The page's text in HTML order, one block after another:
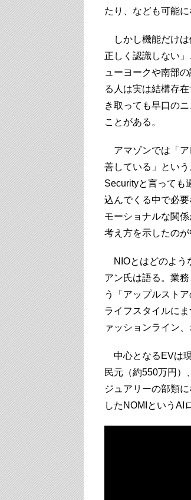
たり、なども可能に
しかし機能だけは
正しく認識しない
ューヨークや南部
る人は実は結構存
き取っても早口の
ことがある。
アマゾンでは「ア
善している」とい
Securityと言っても
込んでくる中で必
モーショナルな関
考え方を示したのが
NIOとはどのよう
アン氏は語る。業
う「アップルスト
ライフスタイルに
ァッションライン
中心となるEVは
民元（約550万円）
ジュアリーの部類
したNOMIというAI